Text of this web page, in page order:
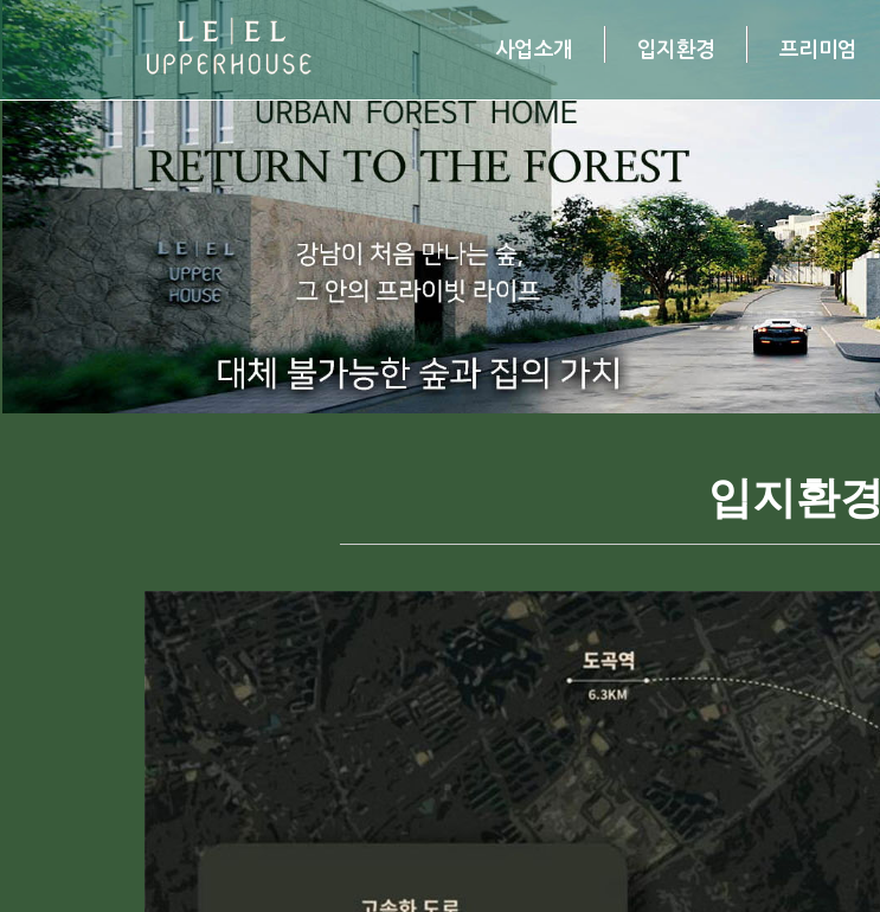
사업소개
· 사업소개
입지환경 프리미엄
입지환경